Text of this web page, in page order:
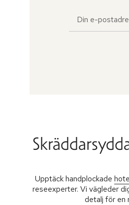
Upptäck handplockade
reseexperter. Vi vägleder
detalj för en